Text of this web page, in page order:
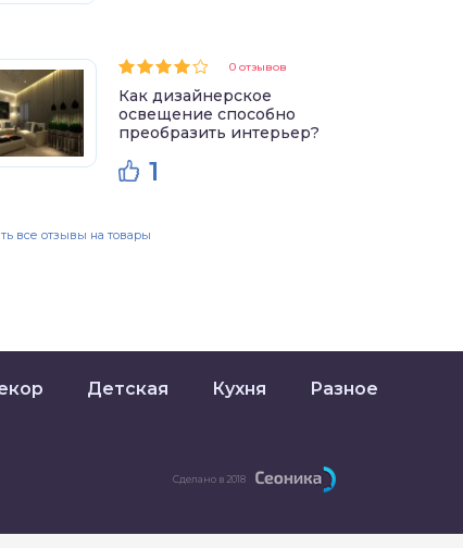
0 отзывов
Как дизайнерское
освещение способно
преобразить интерьер?
1
все отзывы на товары
Детская Кухня Разное
Сделано в 2018